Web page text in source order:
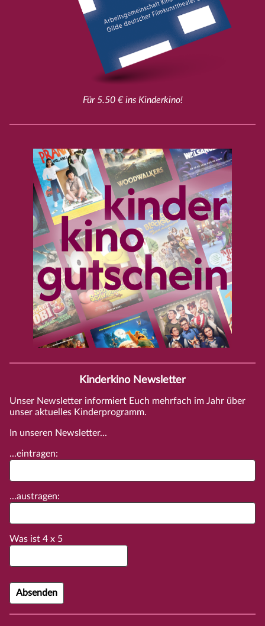
Für 5.50 € ins Kinderkino!
Kinderkino Newsletter
Unser Newsletter informiert Euch mehrfach im Jahr über
unser aktuelles Kinderprogramm.
In unseren Newsletter...
...eintragen:
...austragen:
Was ist 4 x 5